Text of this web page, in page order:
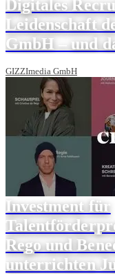
Digitales
Leidenschaft
GmbH – und
GIZZImedia GmbH
Investment für
Rego und
unterrichten